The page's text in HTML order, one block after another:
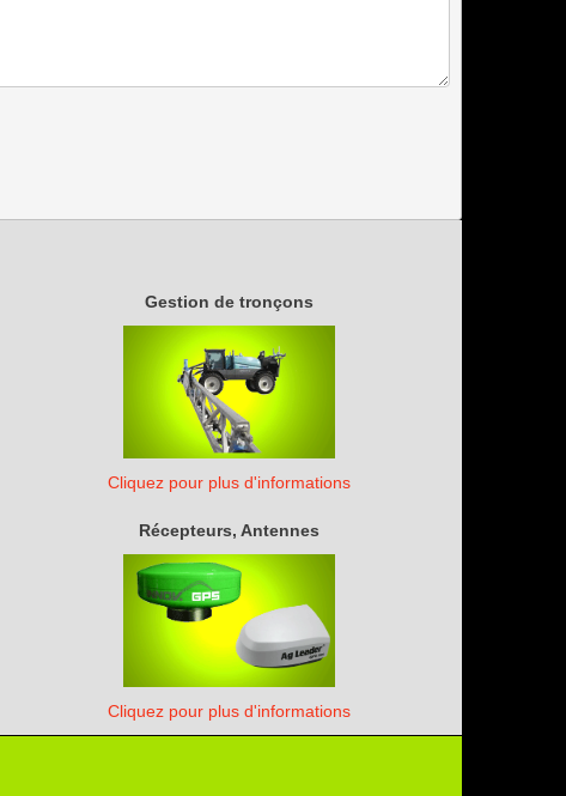
Gestion de tronçons
Cliquez pour plus d'informations
Récepteurs, Antennes
Cliquez pour plus d'informations